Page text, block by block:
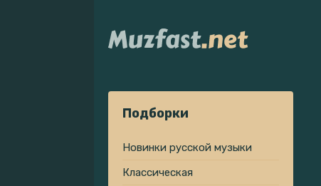
Подборки
Новинки русской музыки
Классическая